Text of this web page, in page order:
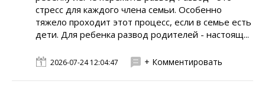
стресс для каждого члена семьи. Особенно
тяжело проходит этот процесс, если в семье есть
дети. Для ребенка развод родителей - настоящ...
2026-07-24 12:04:47 + Комментировать